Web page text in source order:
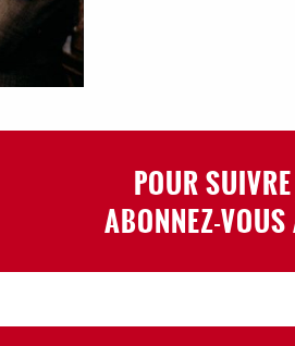
POUR
ABONNEZ-VOUS